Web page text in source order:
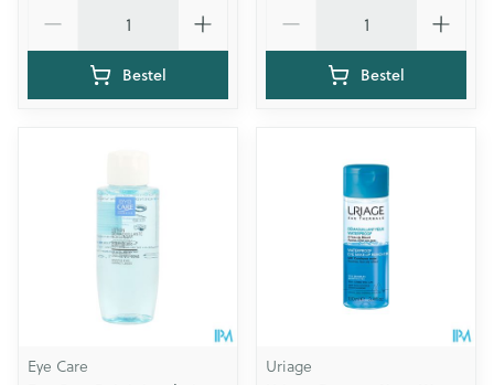
Bestel Bestel
Eye Care
Uriage